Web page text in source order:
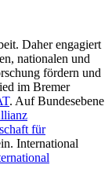
Daher engagiert
nationalen und
fördern und
im Bremer
. Auf Bundesebene
für
International